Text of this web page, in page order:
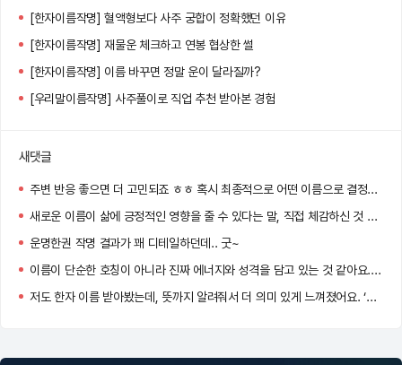
[한자이름작명] 혈액형보다 사주 궁합이 정확했던 이유
[한자이름작명] 재물운 체크하고 연봉 협상한 썰
[한자이름작명] 이름 바꾸면 정말 운이 달라질까?
[우리말이름작명] 사주풀이로 직업 추천 받아본 경험
새댓글
주변 반응 좋으면 더 고민되죠 ㅎㅎ 혹시 최종적으로 어떤 이름으로 결정하셨어요?
새로운 이름이 삶에 긍정적인 영향을 줄 수 있다는 말, 직접 체감하신 것 같아요! 멋진 선택 하셨네요 :)
운명한권 작명 결과가 꽤 디테일하던데.. 굿~
이름이 단순한 호칭이 아니라 진짜 에너지와 성격을 담고 있는 것 같아요. 저도 바꿔볼까 고민 중이에요!
저도 한자 이름 받아봤는데, 뜻까지 알려줘서 더 의미 있게 느껴졌어요. ‘정화’ 너무 맑고 고운 이름이네요!